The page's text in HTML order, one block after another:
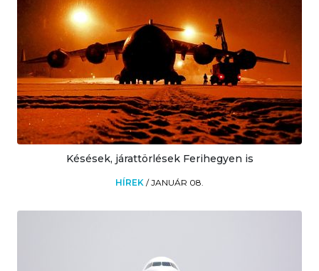
Késések, járattörlések Ferihegyen is
HÍREK /JANUÁR 08.